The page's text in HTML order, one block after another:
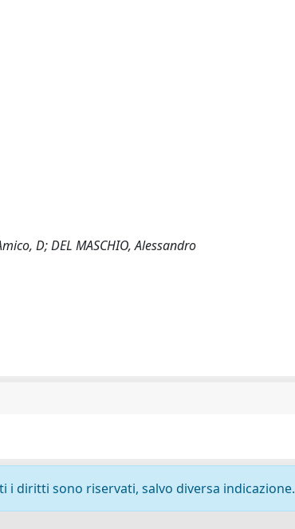
D; DEL MASCHIO, Alessandro
diritti sono riservati, salvo diversa indicazione.